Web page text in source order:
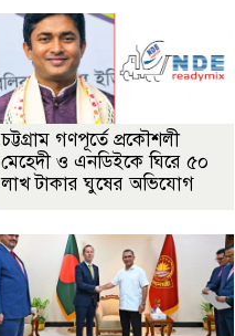
চট্টগ্রাম গণপূর্তে প্রকৌশলী
মেহেদী ও এনডিইকে ঘিরে ৫০
লাখ টাকার ঘুষের অভিযোগ